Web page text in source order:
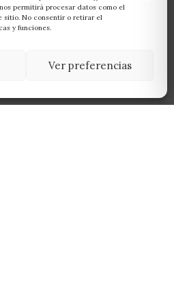
permitirá procesar datos como el
sitio. No consentir o retirar el
y funciones.
Ver preferencias